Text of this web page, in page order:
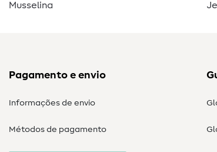
Musselina
Pagamento e envio
Informações de envio
Métodos de pagamento